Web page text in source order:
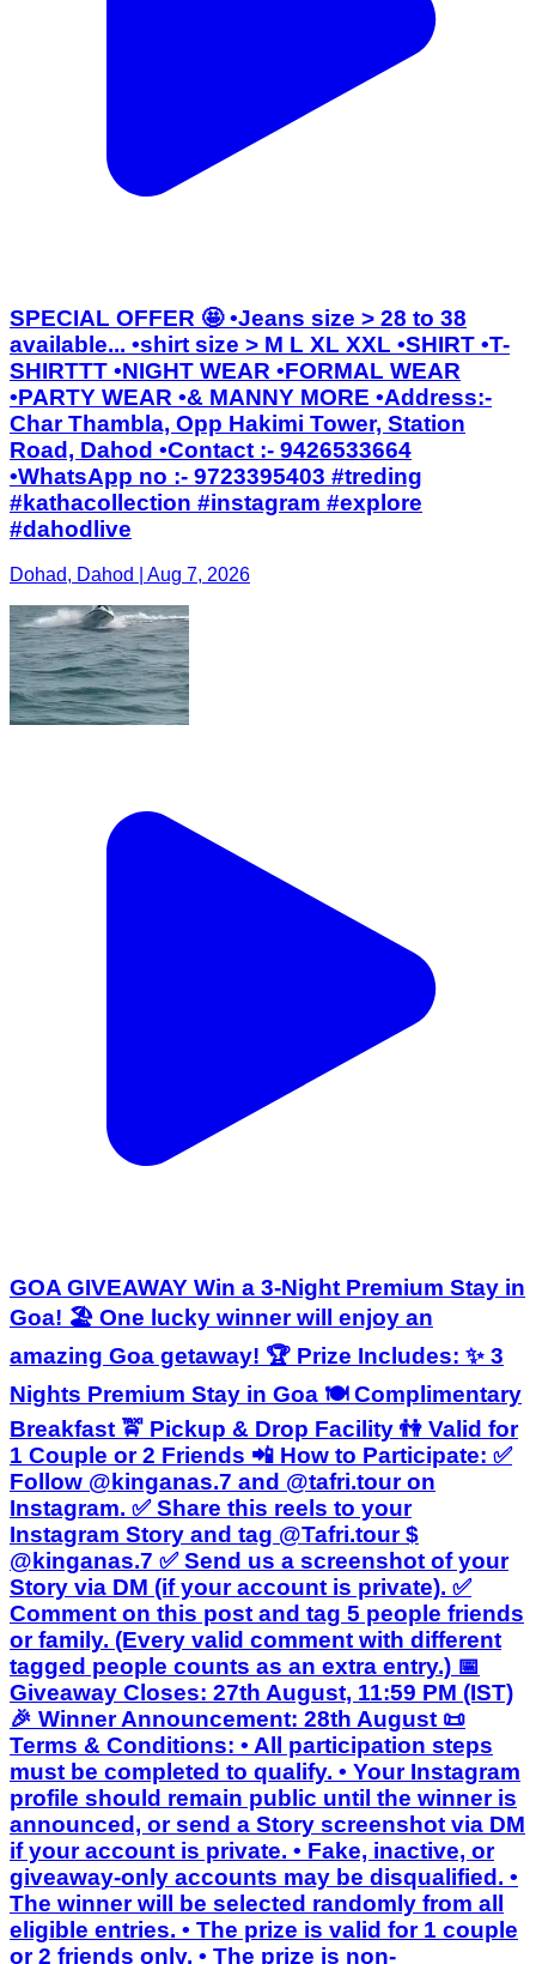
SPECIAL OFFER 🤩 •Jeans size > 28 to 38
available... •shirt size > M L XL XXL •SHIRT •T-
SHIRTTT •NIGHT WEAR •FORMAL WEAR
•PARTY WEAR •& MANNY MORE •Address:-
Char Thambla, Opp Hakimi Tower, Station
Road, Dahod •Contact :- 9426533664
•WhatsApp no :- 9723395403 #treding
#kathacollection #instagram #explore
#dahodlive
Dohad, Dahod | Aug 7, 2026
GOA GIVEAWAY Win a 3-Night Premium Stay in
Goa! 🏖️ One lucky winner will enjoy an
amazing Goa getaway! 🏆 Prize Includes: ✨ 3
Nights Premium Stay in Goa 🍽️ Complimentary
Breakfast 🚖 Pickup & Drop Facility 👫 Valid for
1 Couple or 2 Friends 📲 How to Participate: ✅
Follow @kinganas.7 and @tafri.tour on
Instagram. ✅ Share this reels to your
Instagram Story and tag @Tafri.tour $
@kinganas.7 ✅ Send us a screenshot of your
Story via DM (if your account is private). ✅
Comment on this post and tag 5 people friends
or family. (Every valid comment with different
tagged people counts as an extra entry.) 📅
Giveaway Closes: 27th August, 11:59 PM (IST)
🎉 Winner Announcement: 28th August 📜
Terms & Conditions: • All participation steps
must be completed to qualify. • Your Instagram
profile should remain public until the winner is
announced, or send a Story screenshot via DM
if your account is private. • Fake, inactive, or
giveaway-only accounts may be disqualified. •
The winner will be selected randomly from all
eligible entries. • The prize is valid for 1 couple
or 2 friends only. • The prize is non-